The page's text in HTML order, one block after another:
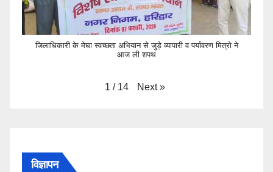
जिलाधिकारी के मेघा स्वच्छता अभियान से जुड़े व्यापारी व पर्यावरण मित्रो ने
आज ली शपथ
1 / 14 Next »
विज्ञापन